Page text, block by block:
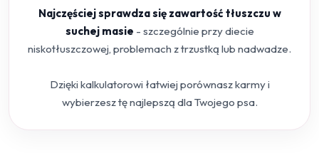
Najczęściej sprawdza się zawartość tłuszczu w
suchej masie - szczególnie przy diecie
niskotłuszczowej, problemach z trzustką lub nadwadze.
Dzięki kalkulatorowi łatwiej porównasz karmy i
wybierzesz tę najlepszą dla Twojego psa.